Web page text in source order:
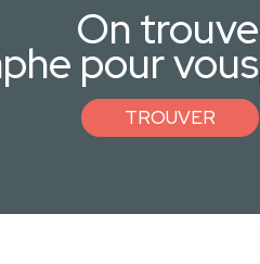
On trouve
pour vous
TROUVER